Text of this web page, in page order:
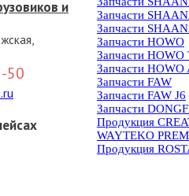
и
50
Запчасти
Запчасти
Запчасти HOWO
Запчасти HOWO
Запчасти HOWO
Запчасти FAW
Запчасти FAW J6
Запчасти
Продукция
WAYTEKO
Продукция